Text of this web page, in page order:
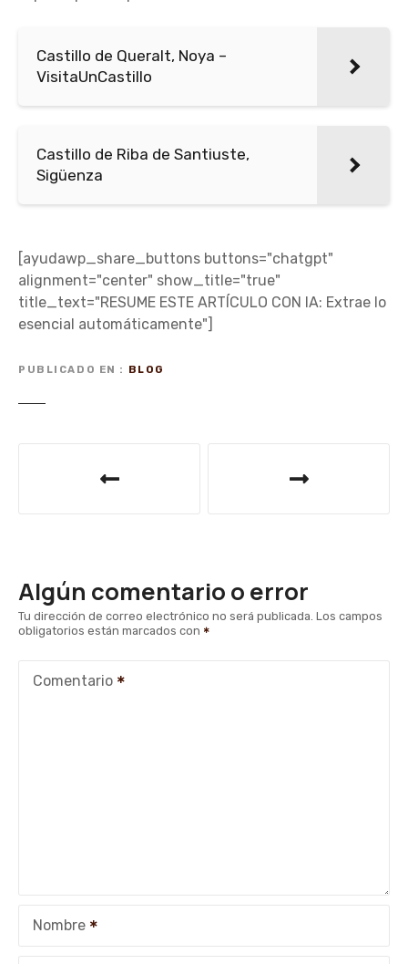
Castillo de Queralt, Noya –
VisitaUnCastillo
Castillo de Riba de Santiuste,
Sigüenza
[ayudawp_share_buttons buttons="chatgpt"
alignment="center" show_title="true"
title_text="RESUME ESTE ARTÍCULO CON IA: Extrae lo
esencial automáticamente"]
PUBLICADO EN BLOG
g
a
n
Algún comentario o error
Tu dirección de correo electrónico no será publicada. Los campos
obligatorios están marcados con
Comentario
Nombre